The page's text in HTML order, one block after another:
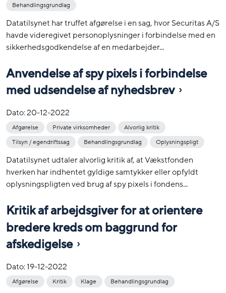
Behandlingsgrundlag
Datatilsynet har truffet afgørelse i en sag, hvor Securitas A/S
havde videregivet personoplysninger i forbindelse med en
sikkerhedsgodkendelse af en medarbejder...
Anvendelse af spy pixels i forbindelse
med udsendelse af nyhedsbrev
Dato:20-12-2022
Afgørelse Private virksomheder
Alvorlig kritik
Tilsyn / egendriftssag
Behandlingsgrundlag Oplysningspligt
Datatilsynet udtaler alvorlig kritik af, at Vækstfonden
hverken har indhentet gyldige samtykker eller opfyldt
oplysningspligten ved brug af spy pixels i fondens...
Kritik af arbejdsgiver for at orientere
bredere kreds om baggrund for
afskedigelse
Dato:19-12-2022
Afgørelse Kritik Klage Behandlingsgrundlag